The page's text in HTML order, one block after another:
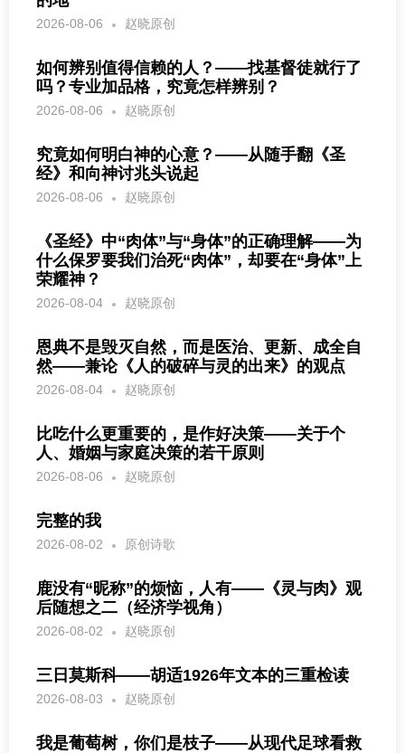
2026-08-06 赵晓原创
如何辨别值得信赖的人？——找基督徒就行了
吗？专业加品格，究竟怎样辨别？
2026-08-06 赵晓原创
究竟如何明白神的心意？——从随手翻《圣
经》和向神讨兆头说起
2026-08-06 赵晓原创
《圣经》中“肉体”与“身体”的正确理解——为
什么保罗要我们治死“肉体”，却要在“身体”上
荣耀神？
2026-08-04 赵晓原创
恩典不是毁灭自然，而是医治、更新、成全自
然——兼论《人的破碎与灵的出来》的观点
2026-08-04 赵晓原创
比吃什么更重要的，是作好决策——关于个
人、婚姻与家庭决策的若干原则
2026-08-06 赵晓原创
完整的我
2026-08-02 原创诗歌
鹿没有“昵称”的烦恼，人有——《灵与肉》观
后随想之二（经济学视角）
2026-08-02 赵晓原创
三日莫斯科——胡适1926年文本的三重检读
2026-08-03 赵晓原创
我是葡萄树，你们是枝子——从现代足球看救